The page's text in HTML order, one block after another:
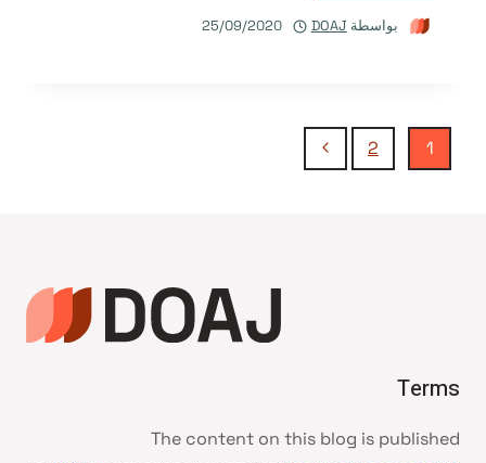
بواسطة DOAJ
25/09/2020
تنقل
1
2
الصفحة
Terms
The content on this blog is published